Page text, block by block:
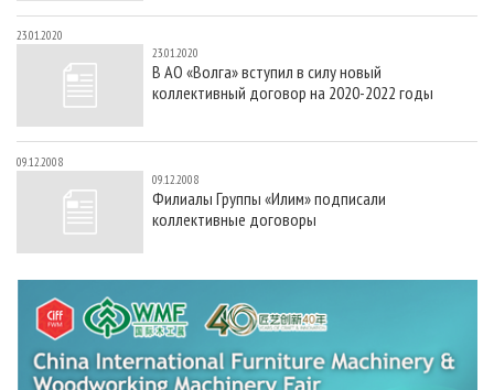
23.01.2020
23.01.2020
В АО «Волга» вступил в силу новый
коллективный договор на 2020-2022 годы
09.12.2008
09.12.2008
Филиалы Группы «Илим» подписали
коллективные договоры